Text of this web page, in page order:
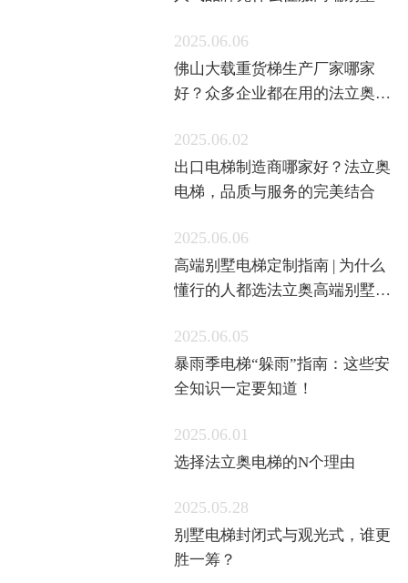
圈？
2025.06.06
佛山大载重货梯生产厂家哪家
梯
2025.06.02
出口电梯制造商哪家好？法立奥
2025.06.06
高端别墅电梯定制指南 | 为什么
宅电梯品牌？
2025.06.05
暴雨季电梯“躲雨”指南：这些安
2025.06.01
2025.05.28
别墅电梯封闭式与观光式，谁更